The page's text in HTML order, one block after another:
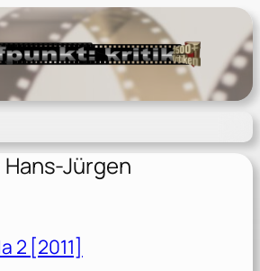
Hans-Jürgen
2 [2011]